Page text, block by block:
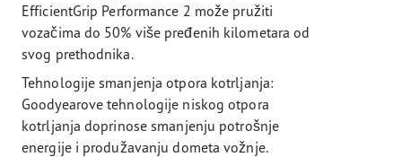
EfficientGrip Performance 2 može pružiti
vozačima do 50% više pređenih kilometara od
svog prethodnika.
Tehnologije smanjenja otpora kotrljanja:
Goodyearove tehnologije niskog otpora
kotrljanja doprinose smanjenju potrošnje
energije i produžavanju dometa vožnje.